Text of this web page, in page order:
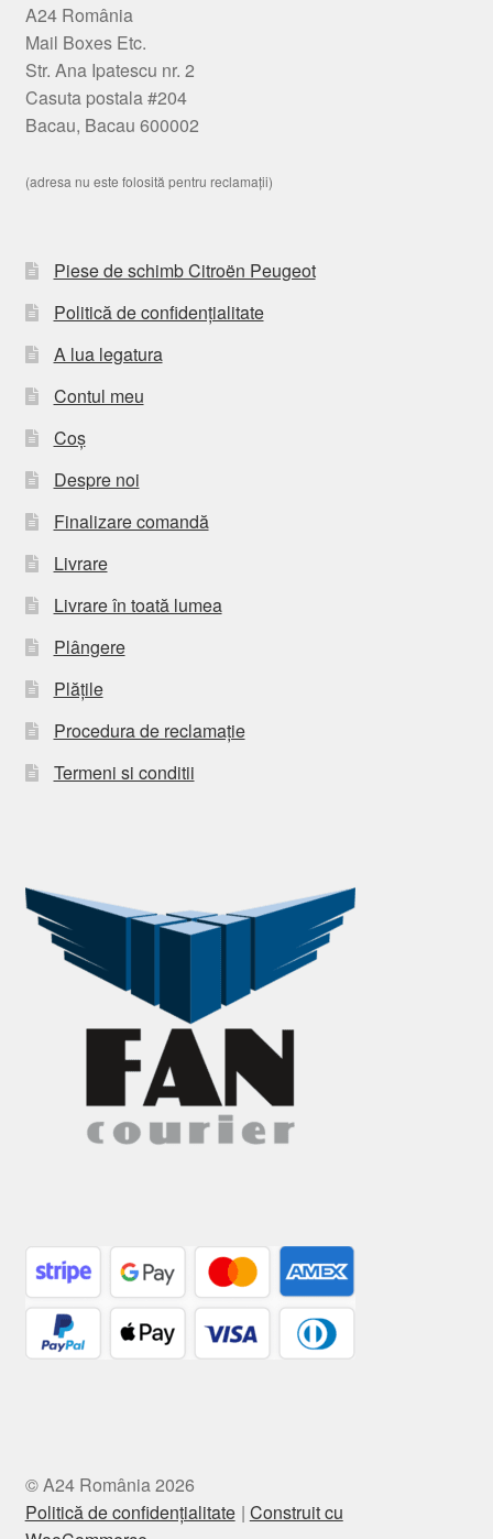
A24 România
Mail Boxes Etc.
Str. Ana Ipatescu nr. 2
Casuta postala #204
Bacau, Bacau 600002
(adresa nu este folosită pentru reclamații)
Piese de schimb Citroën Peugeot
Politică de confidențialitate
A lua legatura
Contul meu
Coș
Despre noi
Finalizare comandă
Livrare
Livrare în toată lumea
Plângere
Plățile
Procedura de reclamație
Termeni si conditii
© A24 România 2026
Politică de confidențialitate Construit cu